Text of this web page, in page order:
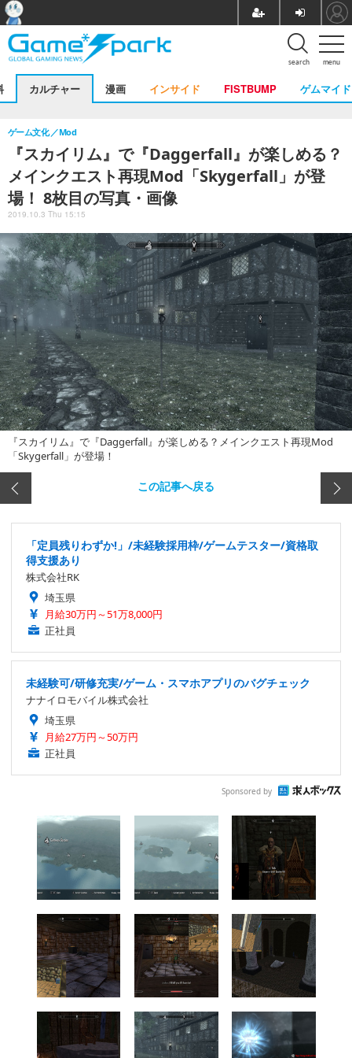
menu
search
カルチャー 漫画 インサイド FISTBUMP ゲムマイド
『スカイリム』で『Daggerfall』が楽しめる？
メインクエスト再現Mod「Skygerfall」が登
場！ 8枚目の写真・画像
ゲーム文化 Mod
2019.10.3 Thu 15:15
『スカイリム』で『Daggerfall』が楽しめる？メインクエスト再現Mod
「Skygerfall」が登場！
この記事へ戻る
「定員残りわずか!」/未経験採用枠/ゲームテスター/資格取
得支援あり
株式会社RK
埼玉県
月給30万円～51万8,000円
正社員
未経験可/研修充実/ゲーム・スマホアプリのバグチェック
ナナイロモバイル株式会社
埼玉県
月給27万円～50万円
正社員
Sponsored by